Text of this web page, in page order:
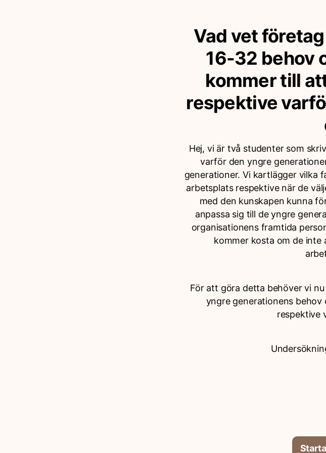
Vad vet
16-32 behov
kommer till
respektive
Hej, vi är två studenter som
varför den yngre
generationer. Vi kartlägger vilka
arbetsplats respektive när de
med den kunskapen kunna
anpassa sig till de yngre
organisationens framtida
kommer kosta om de inte
För att göra detta behöver vi
yngre generationens
respektive